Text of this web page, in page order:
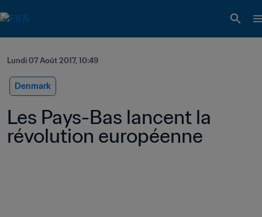
Lundi 07 Août 2017, 10:49
Denmark
Les Pays-Bas lancent la
révolution européenne